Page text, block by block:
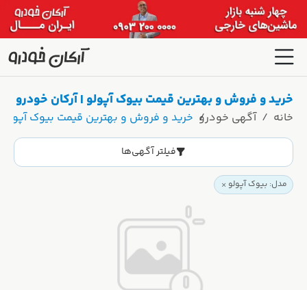
خرید و فروش و بهترین قیمت بیوک آپولو | آرکان خودرو
خانه آگهی خودرو خرید و فروش و بهترین قیمت بیوک آپولو
فیلتر آگهی‌ها
مدل: بیوک آپولو